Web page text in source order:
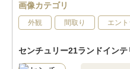
画像カテゴリ
外観 間取り エン
センチュリー21ランドインテ